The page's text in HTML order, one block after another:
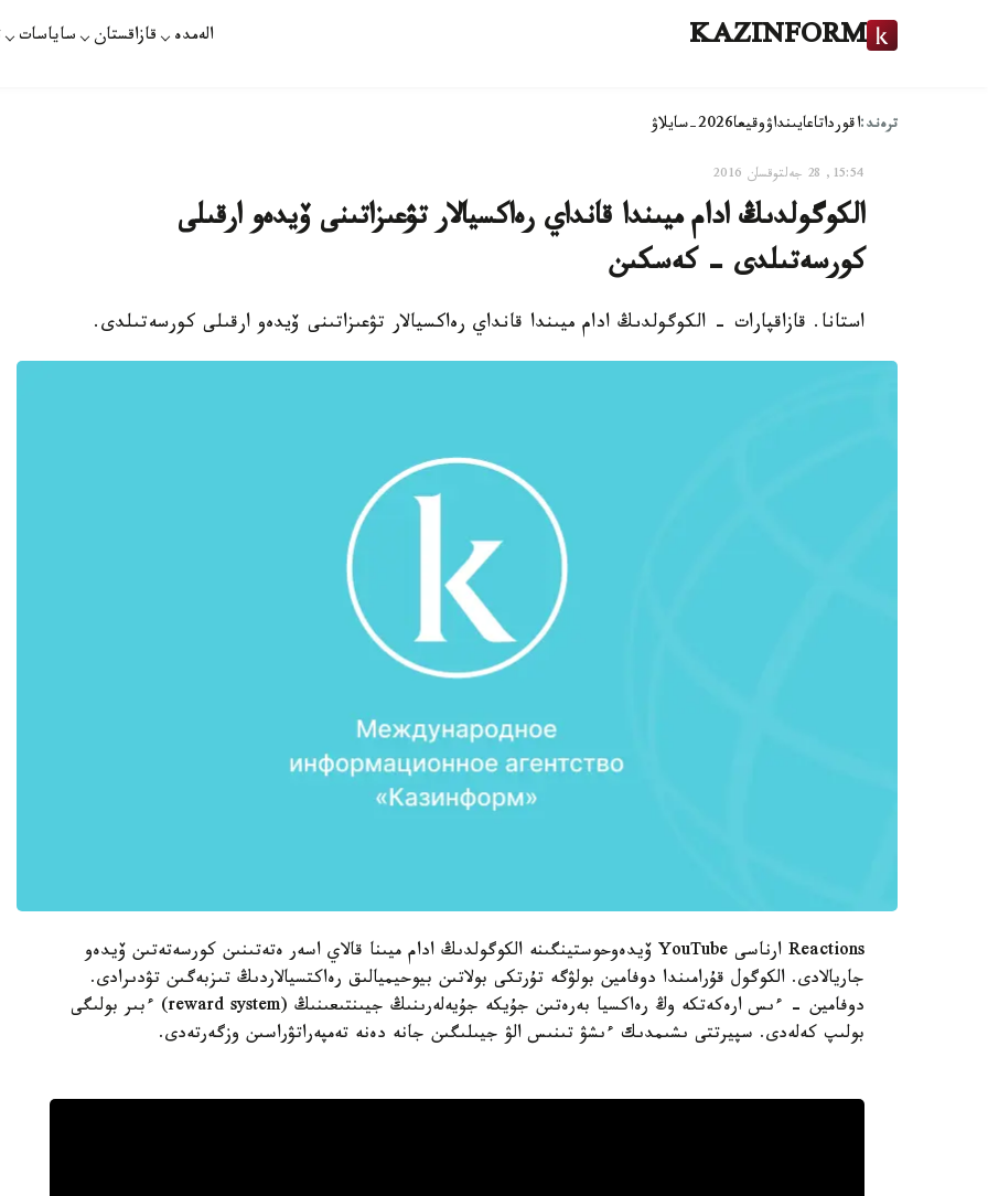
KAZINFORM الەمدە قازاقستان ساياسات
ترەند:اقورداتاعايىنداۋوقيعا2026-سايلاۋ
15:54, 28 جەلتوقسان 2016
الكوگولدىڭ ادام ميىندا قانداي رەاكسيالار تۋعىزاتىنى ۆيدەو ارقىلى
كورسەتىلدى - كەسكىن
استانا. قازاقپارات - الكوگولدىڭ ادام ميىندا قانداي رەاكسيالار تۋعىزاتىنى ۆيدەو ارقىلى كورسەتىلدى.
Reactions ارناسى YouTube ۆيدەوحوستينگىنە الكوگولدىڭ ادام ميىنا قالاي اسەر ەتەتىنىن كورسەتەتىن ۆيدەو
جاريالادى. الكوگول قۇرامىندا دوفامين بولۋگە تۇرتكى بولاتىن بيوحيميالىق رەاكتسيالاردىڭ تىزبەگىن تۋدىرادى.
دوفامين - ءىس ارەكەتكە وڭ رەاكسيا بەرەتىن جۇيكە جۇيەلەرىنىڭ جيىنتىعىنىڭ (reward system) ءبىر بولىگى
بولىپ كەلەدى. سپيرتتى ىشىمدىك ءىشۋ تىنىس الۋ جيىلىگىن جانە دەنە تەمپەراتۋراسىن وزگەرتەدى.